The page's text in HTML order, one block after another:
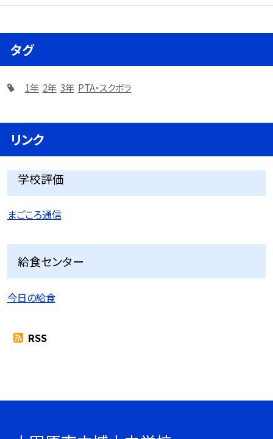
タグ
1年 2年 3年 PTA・スクボラ
リンク
学校評価
まごころ通信
給食センター
今日の給食
RSS